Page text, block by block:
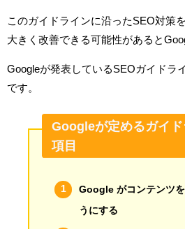
このガイドラインに沿ったSEO対策
大きく改善できる可能性があると
Googleが発表しているSEOガイドラ
です。
Googleが定めるガイ
項目
Google がコンテンツ
うにする